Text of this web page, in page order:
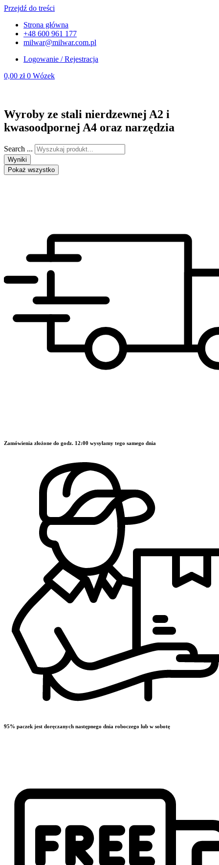
Przejdź do treści
Strona główna
+48 600 961 177
milwar@milwar.com.pl
Logowanie / Rejestracja
0,00 zł 0 Wózek
Wyroby ze stali nierdzewnej A2 i
kwasoodpornej A4 oraz narzędzia
Search ...
Wyniki
Pokaż wszystko
Zamówienia złożone do godz. 12:00 wysyłamy tego samego dnia
95% paczek jest doręczanych następnego dnia roboczego lub w sobotę